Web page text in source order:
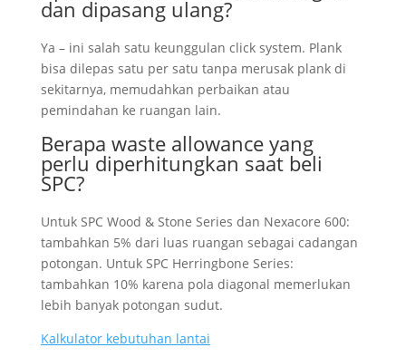
dan dipasang ulang?
Ya – ini salah satu keunggulan click system. Plank
bisa dilepas satu per satu tanpa merusak plank di
sekitarnya, memudahkan perbaikan atau
pemindahan ke ruangan lain.
Berapa waste allowance yang
perlu diperhitungkan saat beli
SPC?
Untuk SPC Wood & Stone Series dan Nexacore 600:
tambahkan 5% dari luas ruangan sebagai cadangan
potongan. Untuk SPC Herringbone Series:
tambahkan 10% karena pola diagonal memerlukan
lebih banyak potongan sudut.
Kalkulator kebutuhan lantai